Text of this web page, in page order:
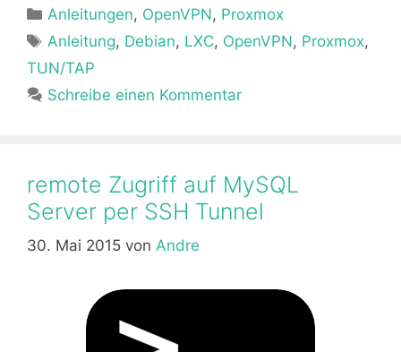
e
b
o
o
o
d
n
l
s
A
p
p
n
Kategorien
Anleitungen, OpenVPN, Proxmox
Schlagwörter
Anleitung, Debian, LXC, OpenVPN, Proxmox,
TUN/TAP
Schreibe einen Kommentar
remote Zugriff auf MySQL
Server per SSH Tunnel
30. Mai 2015 von Andre